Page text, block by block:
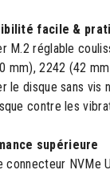
facile &
M.2 réglable
mm), 2242 (42
le disque sans
contre les
supérieure
connecteur NVMe